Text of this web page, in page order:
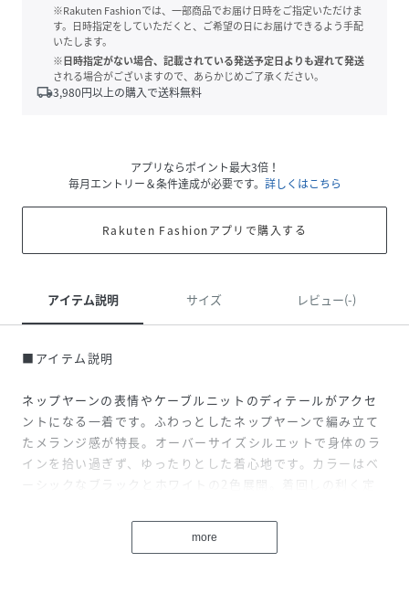
※Rakuten Fashionでは、一部商品でお届け日時をご指定いただけま
す。日時指定をしていただくと、ご希望の日にお届けできるよう手配
いたします。
※日時指定がない場合、記載されている発送予定日よりも遅れて発送
される場合がございますので、あらかじめご了承ください。
local_shipping3,980円以上の購入で送料無料
アプリならポイント最大3倍！
毎月エントリー＆条件達成が必要です。 詳しくはこちら
Rakuten Fashionアプリで購入する
アイテム説明 サイズ レビュー(-)
■アイテム説明
ネップヤーンの表情やケーブルニットのディテールがアクセ
ントになる一着です。ふわっとしたネップヤーンで編み立て
たメランジ感が特長。オーバーサイズシルエットで身体のラ
インを拾い過ぎず、ゆったりとした着心地です。カラーはベ
ーシックなブラックとホワイトの2色展開。着回しの利く定
more